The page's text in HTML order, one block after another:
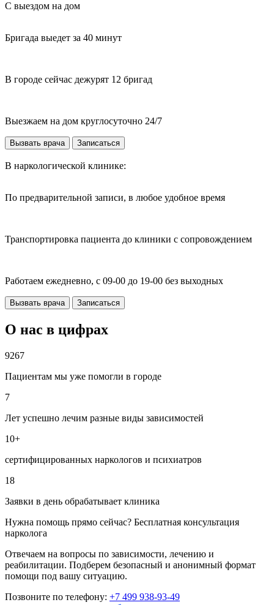
С выездом на дом
Бригада выедет за 40 минут
В городе сейчас дежурят 12 бригад
Выезжаем на дом круглосуточно 24/7
Вызвать врача Записаться
В наркологической клинике:
По предварительной записи, в любое удобное время
Транспортировка пациента до клиники с сопровождением
Работаем ежедневно, с 09-00 до 19-00 без выходных
Вызвать врача Записаться
О нас в цифрах
9267
Пациентам мы уже помогли в городе
7
Лет успешно лечим разные виды зависимостей
10+
сертифицированных наркологов и психиатров
18
Заявки в день обрабатывает клиника
Нужна помощь прямо сейчас? Бесплатная консультация
нарколога
Отвечаем на вопросы по зависимости, лечению и
реабилитации. Подберем безопасный и анонимный формат
помощи под вашу ситуацию.
Позвоните по телефону: +7 499 938-93-49